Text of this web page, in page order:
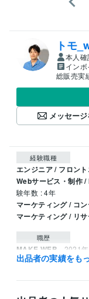
トモ
本人確
イン
総販売実
メッセー
経験職種
エンジニア / フロン
Webサービス・制作
験年数 : 4年
マーケティング / コ
マーケティング / リ
職歴
MAKE WEB 2021
CSS:4年HTML:4年
出品者の実績をも